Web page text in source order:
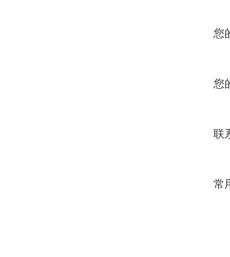
您
您
联
常